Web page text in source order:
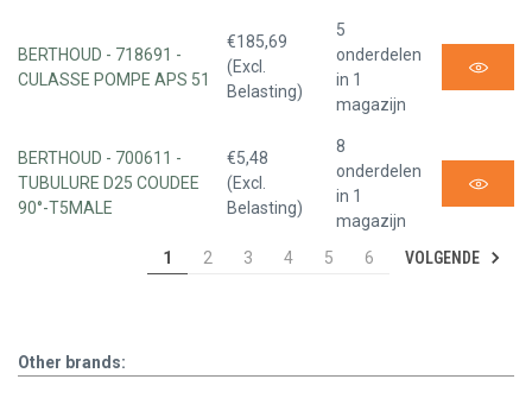
BERTHOUD - 718691 -
CULASSE POMPE APS 51
€185,69
(Excl.
Belasting)
5
onderdelen
in 1
magazijn
BERTHOUD - 700611 -
TUBULURE D25 COUDEE
90°-T5MALE
€5,48
(Excl.
Belasting)
8
onderdelen
in 1
magazijn
1
2 3 4 5 6 VOLGENDE
Other brands: